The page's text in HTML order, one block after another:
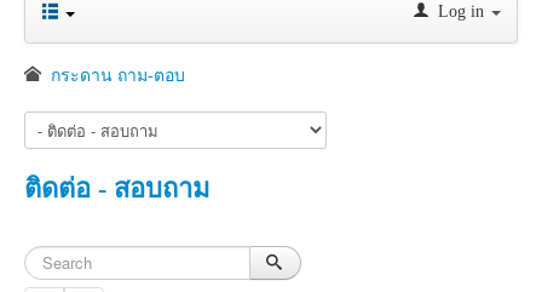
ดาวน์โหลด
กระดาน ถาม-ตอบ
ข้อมูลการติดต่อ
Log in
กระดาน ถาม-ตอบ
ติดต่อ - สอบถาม